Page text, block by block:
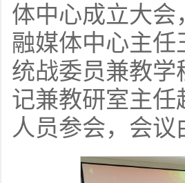
体中心成立大
融媒体中心主
统战委员兼教
记兼教研室主
人员参会，会